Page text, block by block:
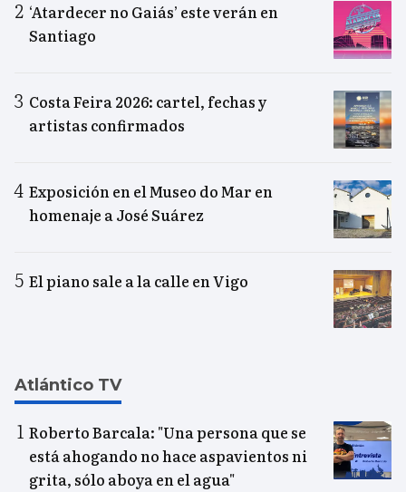
‘Atardecer no Gaiás’ este verán en
Santiago
Costa Feira 2026: cartel, fechas y
artistas confirmados
Exposición en el Museo do Mar en
homenaje a José Suárez
El piano sale a la calle en Vigo
Atlántico TV
Roberto Barcala: "Una persona que se
está ahogando no hace aspavientos ni
grita, sólo aboya en el agua"